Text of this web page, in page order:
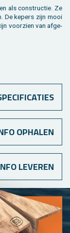
als con­struc­tie. Ze
De ke­pers zijn mooi
voor­zien van af­ge­
OPHALEN
LEVEREN